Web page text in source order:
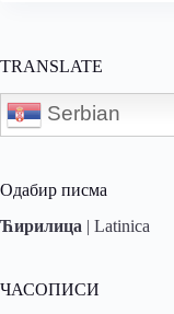
TRANSLATE
Serbian
Одабир писма
Ћирилица | Latinica
ЧАСОПИСИ